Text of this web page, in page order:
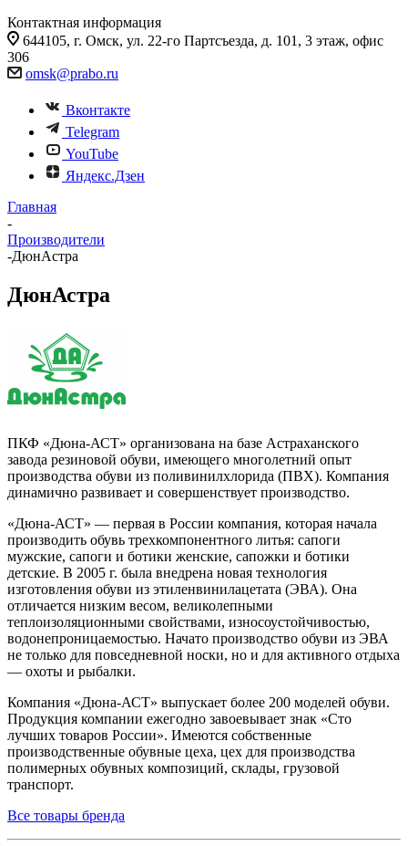
Контактная информация
644105, г. Омск, ул. 22-го Партсъезда, д. 101, 3 этаж, офис
306
omsk@prabo.ru
Вконтакте
Telegram
YouTube
Яндекс.Дзен
Главная
-
Производители
-ДюнАстра
ДюнАстра
ПКФ «Дюна-АСТ» организована на базе Астраханского
завода резиновой обуви, имеющего многолетний опыт
производства обуви из поливинилхлорида (ПВХ). Компания
динамично развивает и совершенствует производство.
«Дюна-АСТ» — первая в России компания, которая начала
производить обувь трехкомпонентного литья: сапоги
мужские, сапоги и ботики женские, сапожки и ботики
детские. В 2005 г. была внедрена новая технология
изготовления обуви из этиленвинилацетата (ЭВА). Она
отличается низким весом, великолепными
теплоизоляционными свойствами, износоустойчивостью,
водонепроницаемостью. Начато производство обуви из ЭВА
не только для повседневной носки, но и для активного отдыха
— охоты и рыбалки.
Компания «Дюна-АСТ» выпускает более 200 моделей обуви.
Продукция компании ежегодно завоевывает знак «Сто
лучших товаров России». Имеются собственные
производственные обувные цеха, цех для производства
полимерных обувных композиций, склады, грузовой
транспорт.
Все товары бренда